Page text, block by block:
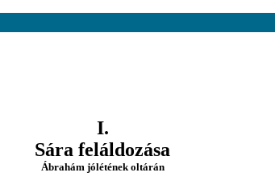
I.
Sára feláldozása
Ábrahám jólétének oltárán